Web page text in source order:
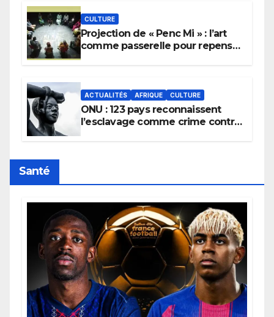
CULTURE
Projection de « Penc Mi » : l’art
comme passerelle pour repenser
ACTUALITÉS AFRIQUE CULTURE
ONU : 123 pays reconnaissent
l’esclavage comme crime contre
Santé